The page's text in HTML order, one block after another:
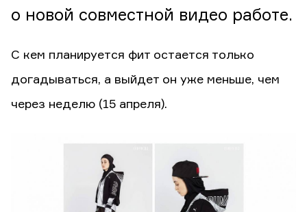
о новой совместной видео работе.
С кем планируется фит остается только
догадываться, а выйдет он уже меньше, чем
через неделю (15 апреля).